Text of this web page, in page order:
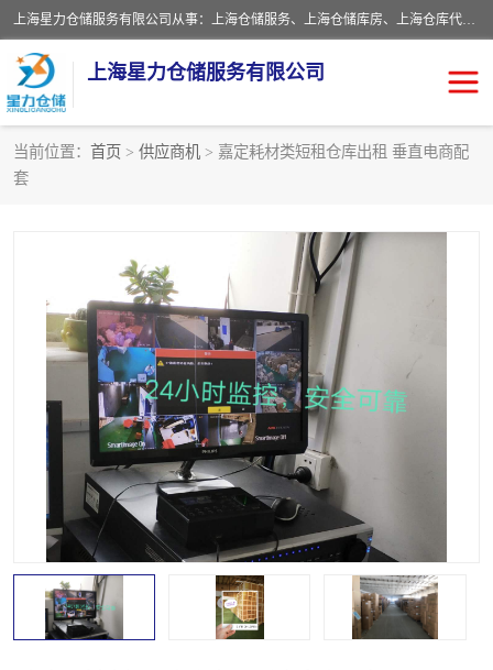
上海星力仓储服务有限公司从事：上海仓储服务、上海仓储库房、上海仓库代运营、上海仓库对外出租、上海仓库外包、上海三方仓储、上海电商仓储代发、上海电商代发货仓库、上海托管仓库、上海仓储配送。上海星力仓储服务有限公司现在拥有100个分仓、10万余平方的标准库房，精炼员工几百名，与几千家客户合作，公司已跻身上海仓储行业前列。欢迎来电咨询！
上海星力仓储服务有限公司
当前位置： 首页 > 供应商机 > 嘉定耗材类短租仓库出租 垂直电商配
套
上海仓库外包
上海仓库代运营 上海托管仓库
上海第三方仓储 上海仓储服务
仓储 上海电商代发货仓库
上海托管仓库